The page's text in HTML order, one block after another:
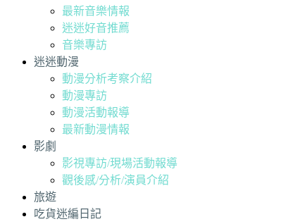
最新音樂情報
迷迷好音推薦
音樂專訪
迷迷動漫
動漫分析考察介紹
動漫專訪
動漫活動報導
最新動漫情報
影劇
影視專訪/現場活動報導
觀後感/分析/演員介紹
旅遊
吃貨迷編日記